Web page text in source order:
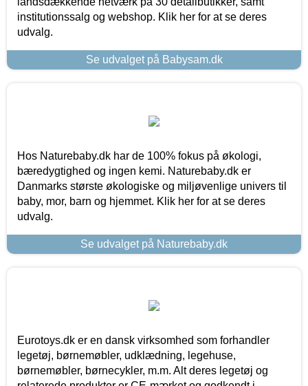
institutionssalg og webshop. Klik her for at se deres
udvalg.
Se udvalget på Babysam.dk
Hos Naturebaby.dk har de 100% fokus på økologi,
bæredygtighed og ingen kemi. Naturebaby.dk er
Danmarks største økologiske og miljøvenlige univers til
baby, mor, barn og hjemmet. Klik her for at se deres
udvalg.
Se udvalget på Naturebaby.dk
Eurotoys.dk er en dansk virksomhed som forhandler
legetøj, børnemøbler, udklædning, legehuse,
børnemøbler, børnecykler, m.m. Alt deres legetøj og